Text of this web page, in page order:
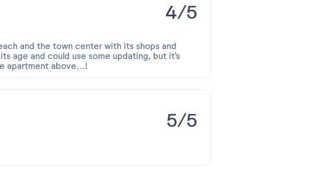
4/5
and the town center with its shops and
age and could use some updating, but it's
apartment above…!
5/5